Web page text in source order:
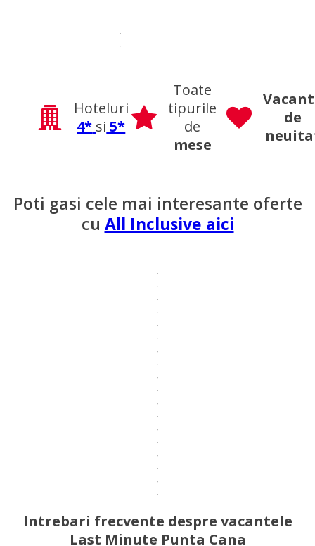
Hoteluri
4* si 5*
Toate
tipurile
de
mese
de
Poti gasi cele mai interesante oferte
cu All Inclusive aici
Intrebari frecvente despre vacantele
Last Minute Punta Cana